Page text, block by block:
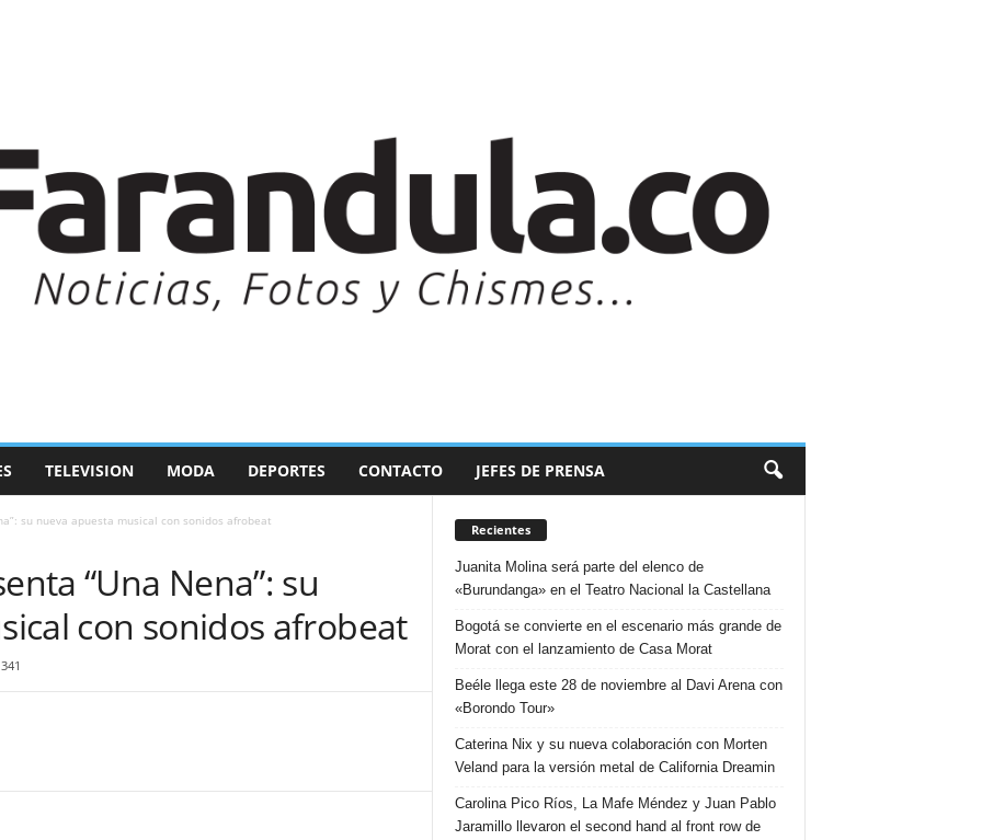
TELEVISION MODA DEPORTES CONTACTO JEFES DE PRENSA
su nueva apuesta musical con sonidos afrobeat
“Una Nena”: su
con sonidos afrobeat
341
Recientes
Juanita Molina será parte del elenco de
«Burundanga» en el Teatro Nacional la Castellana
Bogotá se convierte en el escenario más grande de
Morat con el lanzamiento de Casa Morat
Beéle llega este 28 de noviembre al Davi Arena con
«Borondo Tour»
Caterina Nix y su nueva colaboración con Morten
Veland para la versión metal de California Dreamin
Carolina Pico Ríos, La Mafe Méndez y Juan Pablo
Jaramillo llevaron el second hand al front row de